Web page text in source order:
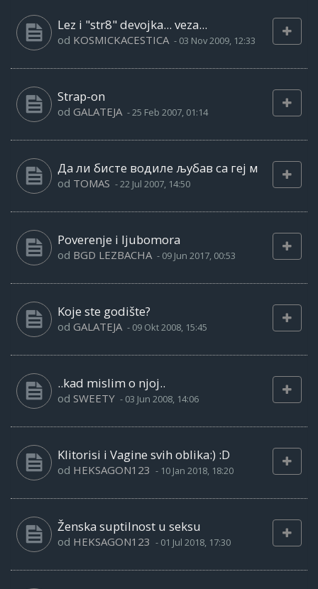
Lez i "str8" devojka... veza...
od KOSMICKACESTICA - 03 Nov 2009, 12:33
Strap-on
od GALATEJA -25 Feb 2007, 01:14
Да ли бисте водиле љубав са геј м
od TOMAS -22 Jul 2007, 14:50
Poverenje i ljubomora
od BGD LEZBACHA - 09 Jun 2017, 00:53
Koje ste godište?
od GALATEJA - 09 Okt 2008, 15:45
..kad mislim o njoj..
od SWEETY - 03 Jun 2008, 14:06
Klitorisi i Vagine svih oblika:) :D
od HEKSAGON123 - 10 Jan 2018, 18:20
Ženska suptilnost u seksu
od HEKSAGON123 - 01 Jul 2018, 17:30